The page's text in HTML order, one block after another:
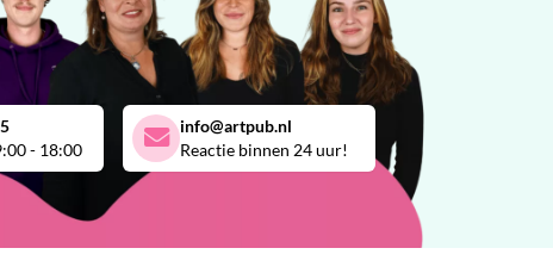
- 18:00
info@artpub.nl
Reactie binnen 24 uur!